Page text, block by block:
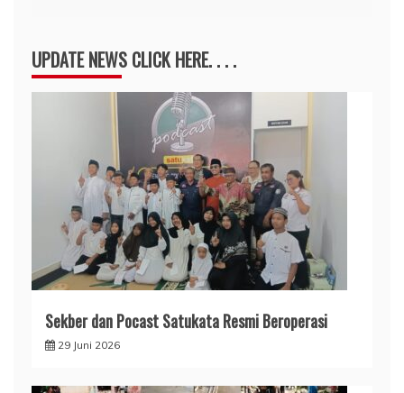
UPDATE NEWS CLICK HERE. . . .
Sekber dan Pocast Satukata Resmi Beroperasi
29 Juni 2026